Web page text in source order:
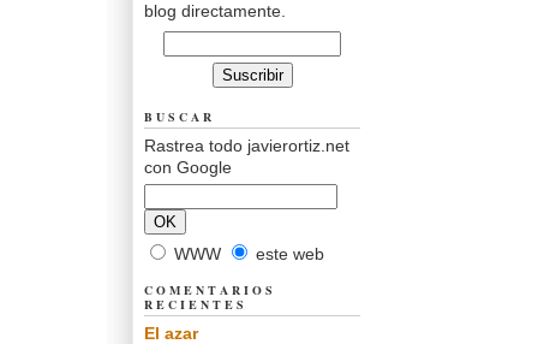
blog directamente.
BUSCAR
Rastrea todo javierortiz.net
con Google
WWW este web
COMENTARIOS
RECIENTES
El azar